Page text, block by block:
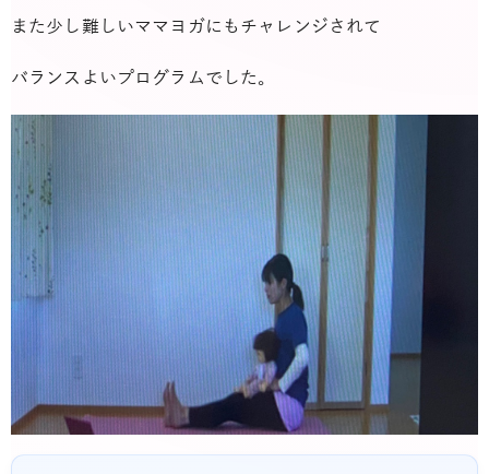
また少し難しいママヨガにもチャレンジされて
バランスよいプログラムでした。